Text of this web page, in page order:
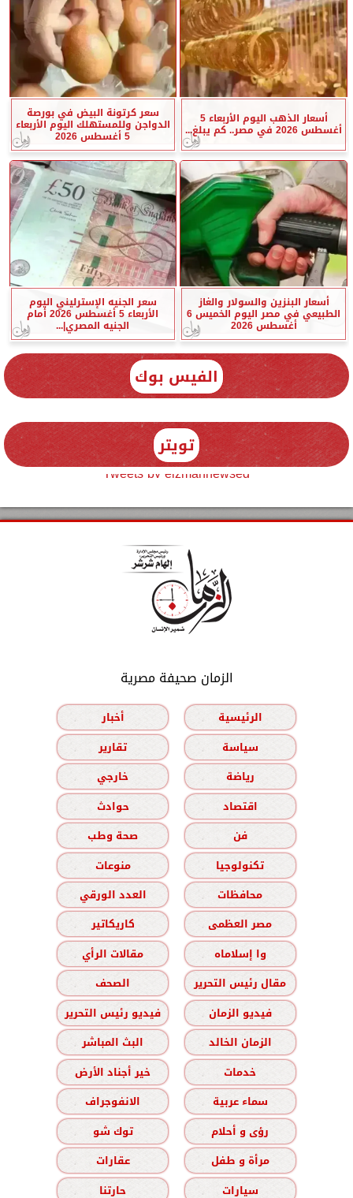
أسعار الذهب اليوم الأربعاء 5
أغسطس 2026 في مصر.. كم يبلغ...
سعر كرتونة البيض في بورصة
الدواجن وللمستهلك اليوم الأربعاء
5 أغسطس 2026
أسعار البنزين والسولار والغاز
الطبيعي في مصر اليوم الخميس 6
أغسطس 2026
سعر الجنيه الإسترليني اليوم
الأربعاء 5 أغسطس 2026 أمام
الجنيه المصري|...
الفيس بوك
تويتر
Tweets by elzmannewseg
الزمان صحيفة مصرية
الرئيسية
أخبار
سياسة
تقارير
رياضة
خارجي
اقتصاد
حوادث
فن
صحة وطب
تكنولوجيا
منوعات
محافظات
العدد الورقي
مصر العظمى
كاريكاتير
وا إسلاماه
مقالات الرأي
مقال رئيس التحرير
الصحف
فيديو الزمان
فيديو رئيس التحرير
الزمان الخالد
البث المباشر
خدمات
خير أجناد الأرض
سماء عربية
الانفوجراف
رؤى و أحلام
توك شو
مرأة و طفل
عقارات
سيارات
حارتنا